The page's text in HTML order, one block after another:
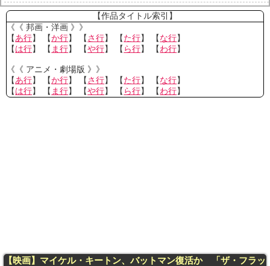
Powered by livedoor 相互RSS
【作品タイトル索引】
《《 邦画・洋画 》》
【あ行】 【か行】 【さ行】 【た行】 【な行】
【は行】 【 ま行】 【や行】 【 ら行】 【わ行】
《《 アニメ・劇場版 》》
【あ行】 【か行】 【さ行】 【た行】 【な行】
【は行】 【 ま行】 【や行】 【 ら行】 【わ行】
【映画】マイケル・キートン、バットマン復活か 「ザ・フラッ